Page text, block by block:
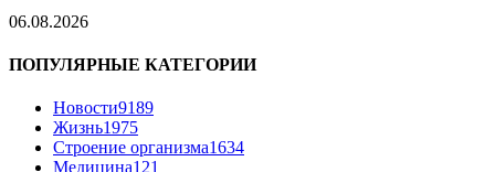
06.08.2026
ПОПУЛЯРНЫЕ КАТЕГОРИИ
Новости9189
Жизнь1975
Строение организма1634
Медицина121